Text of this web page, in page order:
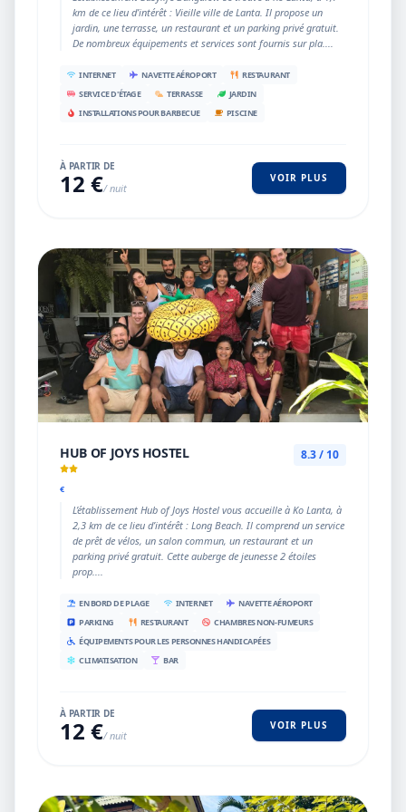
km de ce lieu d’intérêt : Vieille ville de Lanta. Il propose un
jardin, une terrasse, un restaurant et un parking privé gratuit.
De nombreux équipements et services sont fournis sur pla....
INTERNET NAVETTE AÉROPORT
RESTAURANT
SERVICE D'ÉTAGE
TERRASSE
JARDIN
INSTALLATIONS POUR BARBECUE
PISCINE
À PARTIR DE
12 €/ nuit
VOIR PLUS
HUB OF JOYS HOSTEL
€
8.3 / 10
L’établissement Hub of Joys Hostel vous accueille à Ko Lanta, à
2,3 km de ce lieu d’intérêt : Long Beach. Il comprend un service
de prêt de vélos, un salon commun, un restaurant et un
parking privé gratuit. Cette auberge de jeunesse 2 étoiles
prop....
EN BORD DE PLAGE INTERNET
NAVETTE AÉROPORT
PARKING
RESTAURANT
CHAMBRES NON-FUMEURS
ÉQUIPEMENTS POUR LES PERSONNES HANDICAPÉES
CLIMATISATION
BAR
À PARTIR DE
12 €/ nuit
VOIR PLUS